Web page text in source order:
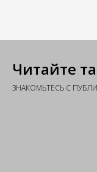
Читайте
ЗНАКОМЬТЕСЬ С